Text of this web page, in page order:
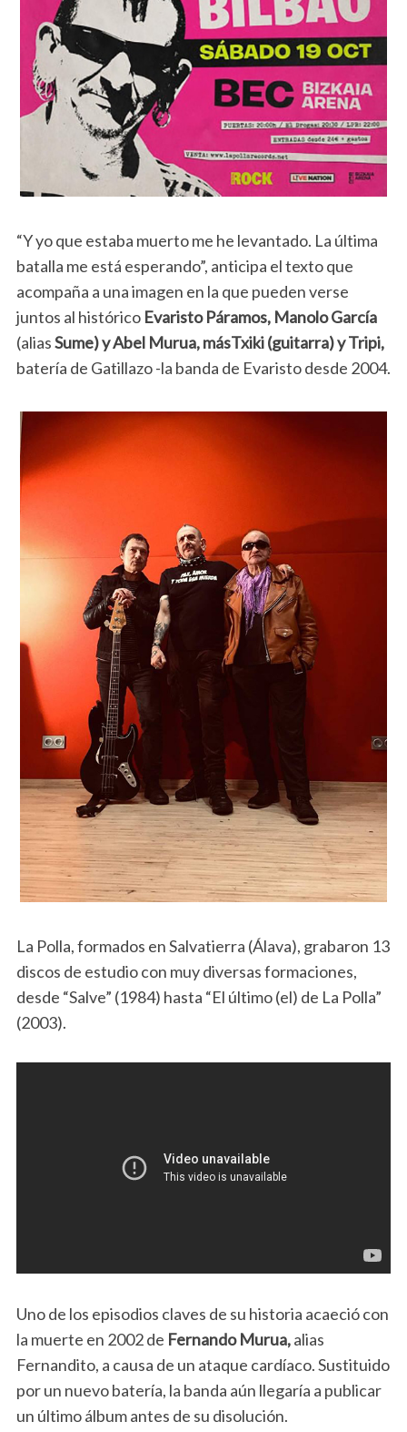
“Y yo que estaba muerto me he levantado. La última
batalla me está esperando”, anticipa el texto que
acompaña a una imagen en la que pueden verse
juntos al histórico Evaristo Páramos, Manolo García
(aliasSume) y Abel Murua,másTxiki (guitarra) y Tripi,
batería de Gatillazo -la banda de Evaristo desde 2004.
La Polla, formados en Salvatierra (Álava), grabaron 13
discos de estudio con muy diversas formaciones,
desde “Salve” (1984) hasta “El último (el) de La Polla”
(2003).
Uno de los episodios claves de su historia acaeció con
la muerte en 2002 de Fernando Murua,alias
Fernandito, a causa de un ataque cardíaco. Sustituido
por un nuevo batería, la banda aún llegaría a publicar
un último álbum antes de su disolución.